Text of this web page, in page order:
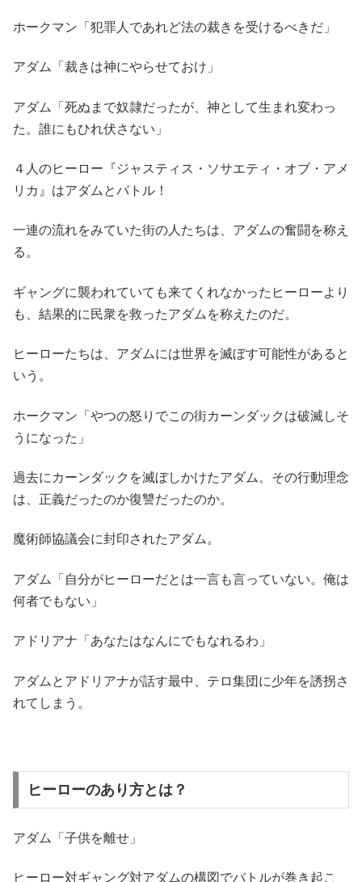
ホークマン「犯罪人であれど法の裁きを受けるべきだ」
アダム「裁きは神にやらせておけ」
アダム「死ぬまで奴隷だったが、神として生まれ変わっ
た。誰にもひれ伏さない」
４人のヒーロー『ジャスティス・ソサエティ・オブ・アメ
リカ』はアダムとバトル！
一連の流れをみていた街の人たちは、アダムの奮闘を称え
る。
ギャングに襲われていても来てくれなかったヒーローより
も、結果的に民衆を救ったアダムを称えたのだ。
ヒーローたちは、アダムには世界を滅ぼす可能性があると
いう。
ホークマン「やつの怒りでこの街カーンダックは破滅しそ
うになった」
過去にカーンダックを滅ぼしかけたアダム。その行動理念
は、正義だったのか復讐だったのか。
魔術師協議会に封印されたアダム。
アダム「自分がヒーローだとは一言も言っていない。俺は
何者でもない」
アドリアナ「あなたはなんにでもなれるわ」
アダムとアドリアナが話す最中、テロ集団に少年を誘拐さ
れてしまう。
ヒーローのあり方とは？
アダム「子供を離せ」
ヒーロー対ギャング対アダムの構図でバトルが巻き起こ